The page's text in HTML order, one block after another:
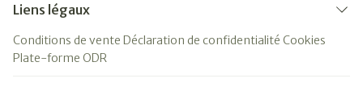
Liens légaux
Conditions de vente Déclaration de confidentialité Cookies
Plate-forme ODR